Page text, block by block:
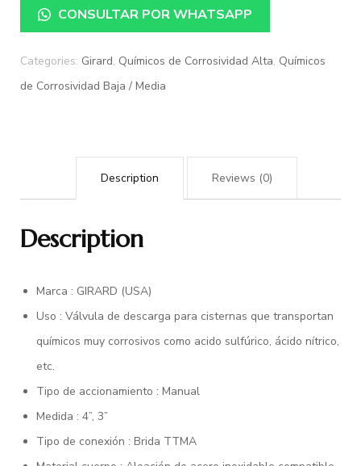
CONSULTAR POR WHATSAPP
Categories: Girard, Químicos de Corrosividad Alta, Químicos
de Corrosividad Baja / Media
Description Reviews (0)
Description
Marca : GIRARD (USA)
Uso : Válvula de descarga para cisternas que transportan
químicos muy corrosivos como acido sulfúrico, ácido nítrico,
etc.
Tipo de accionamiento : Manual
Medida : 4”, 3”
Tipo de conexión : Brida TTMA